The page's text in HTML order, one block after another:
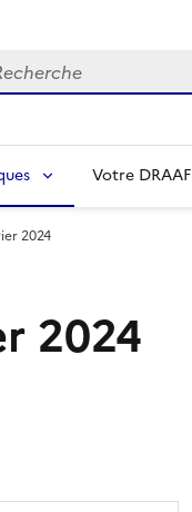
Votre DRAAF
2024
2024